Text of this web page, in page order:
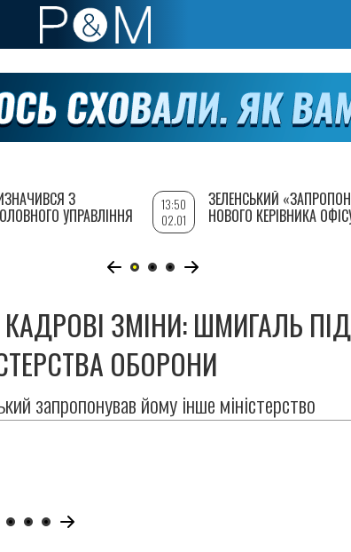
КАДРОВІ ЗМІНИ: ШМИГАЛЬ
ОБОРОНИ
запропонував йому інше міністерство
З
УПРАВЛІННЯ
13:50
02.01
ЗЕЛЕНСЬКИЙ
НОВОГО КЕРІВНИКА